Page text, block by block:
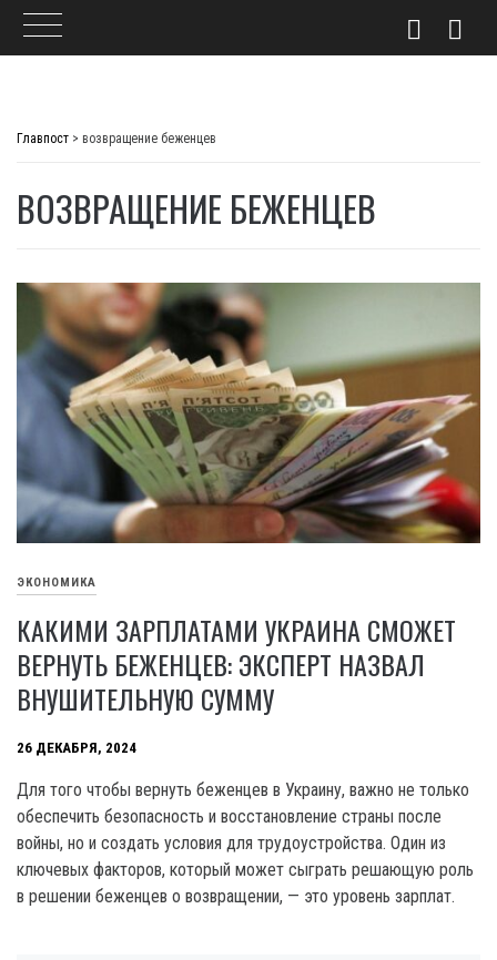
Главпост > возвращение беженцев
ВОЗВРАЩЕНИЕ БЕЖЕНЦЕВ
ЭКОНОМИКА
КАКИМИ ЗАРПЛАТАМИ УКРАИНА СМОЖЕТ
ВЕРНУТЬ БЕЖЕНЦЕВ: ЭКСПЕРТ НАЗВАЛ
ВНУШИТЕЛЬНУЮ СУММУ
26 ДЕКАБРЯ, 2024
Для того чтобы вернуть беженцев в Украину, важно не только
обеспечить безопасность и восстановление страны после
войны, но и создать условия для трудоустройства. Один из
ключевых факторов, который может сыграть решающую роль
в решении беженцев о возвращении, — это уровень зарплат.